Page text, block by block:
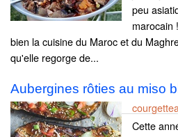
peu
marocain
bien la cuisine du Maroc et du
qu'elle regorge de...
Aubergines rôties au miso
Cette